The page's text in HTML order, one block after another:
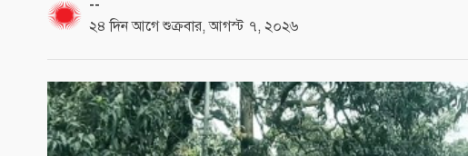
--
২৪ দিন আগে শুক্রবার, আগস্ট ৭, ২০২৬